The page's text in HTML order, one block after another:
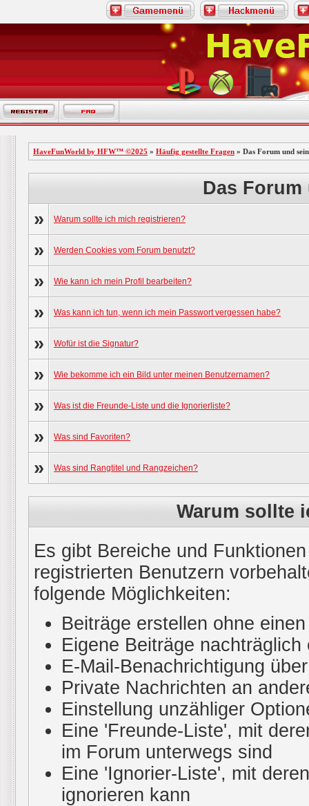
HaveFunWorld by HFW™ ©2025 » Häufig gestellte Fragen » Das Forum und
Das
»
Warum sollte ich mich registrieren?
» Werden Cookies vom Forum benutzt?
» Wie kann ich mein Profil bearbeiten?
» Was kann ich tun, wenn ich mein Passwort vergessen habe?
» Wofür ist die Signatur?
» Wie bekomme ich ein Bild unter meinen Benutzernamen?
» Was ist die Freunde-Liste und die Ignorierliste?
» Was sind Favoriten?
» Was sind Rangtitel und Rangzeichen?
Warum sollte
Es gibt Bereiche und
registrierten Benutzern
folgende Möglichkeiten:
Beiträge erstellen ohne
Eigene Beiträge nachträglich
E-Mail-Benachrichtigung
Private Nachrichten an
Einstellung unzähliger
Eine 'Freunde-Liste', mit
im Forum unterwegs sind
Eine 'Ignorier-Liste', mit
ignorieren kann